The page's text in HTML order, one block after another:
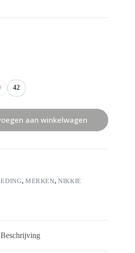
42
aan winkelwagen
, MERKEN,NIKKIE
Beschrijving